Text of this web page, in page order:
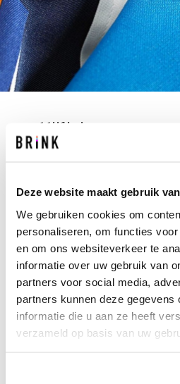
Deze website maakt gebruik
We gebruiken cookies om
personaliseren, om functies
en om ons websiteverkeer te
informatie over uw gebruik van
partners voor social media,
partners kunnen deze gegevens
informatie die u aan ze heeft
verzameld op basis van uw
Hoe blijf je in een extreem
meest klantgerichte,
vastgoedportefeuille: hoe
kostenefficiënte manier
werkomgeving realiseren?
de vastgoedportefeuille
heeft Brink Management /
de totstandkoming van
waarin ingezoomd is op
verduurzaming van het
introduceerdeThe Winning
omgeving en aansprekende